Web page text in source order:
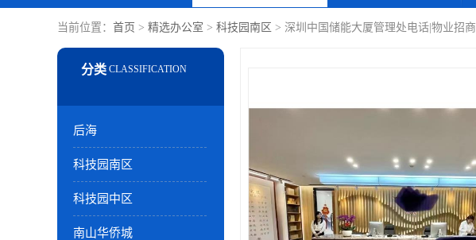
当前位置： 首页 > 精选办公室 > 科技园南区 > 深圳中国储能大厦管理处电话|物业招商
后海
科技园南区
科技园中区
南山华侨城